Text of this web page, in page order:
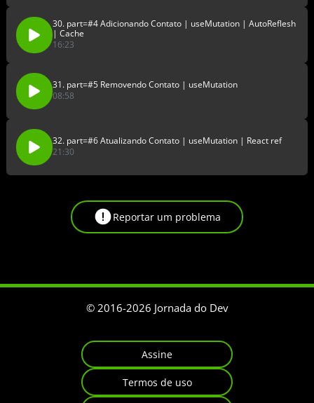
30. part=#4 Adicionando Contato | useMutation | AutoReflesh
| Cache
16:23
31. part=#5 Removendo Contato | useMutation
08:58
32. part=#6 Atualizando Contato | useMutation | React ref
21:30
Reportar um problema
© 2016-2026 Jornada do Dev
Assine
Termos de uso